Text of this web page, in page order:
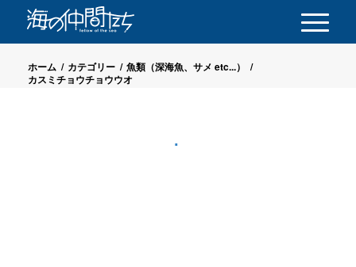
ホーム / カテゴリー / 魚類（深海魚、サメ etc...）
/
カスミチョウチョウウオ